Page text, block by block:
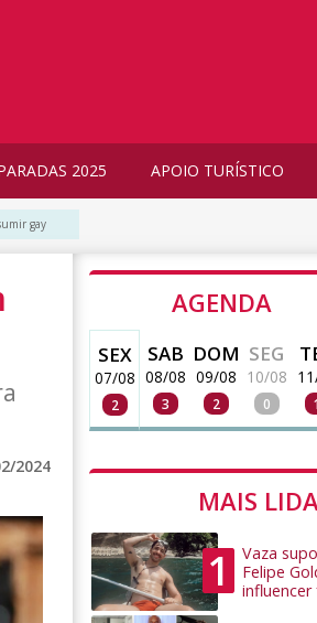
2025 APOIO TURÍSTICO
gay
2024
AGENDA
SEX
07/08
2
SAB
08/08
3
DOM
09/08
2
SEG
10/08
0
MAIS
1
Vaza
Felipe
influencer